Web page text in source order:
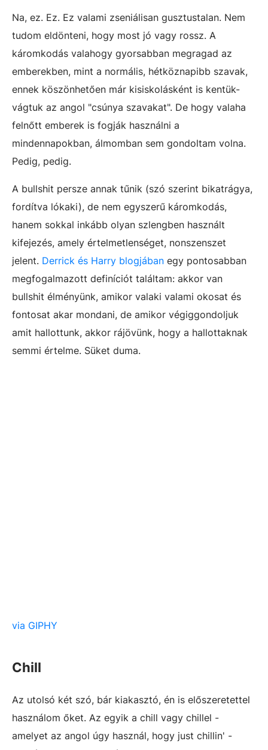
Na, ez. Ez. Ez valami zseniálisan gusztustalan. Nem
tudom eldönteni, hogy most jó vagy rossz. A
káromkodás valahogy gyorsabban megragad az
emberekben, mint a normális, hétköznapibb szavak,
ennek köszönhetően már kisiskolásként is kentük-
vágtuk az angol "csúnya szavakat". De hogy valaha
felnőtt emberek is fogják használni a
mindennapokban, álmomban sem gondoltam volna.
Pedig, pedig.
A bullshit persze annak tűnik (szó szerint bikatrágya,
fordítva lókaki), de nem egyszerű káromkodás,
hanem sokkal inkább olyan szlengben használt
kifejezés, amely értelmetlenséget, nonszenszet
jelent. Derrick és Harry blogjában egy pontosabban
megfogalmazott definíciót találtam: akkor van
bullshit élményünk, amikor valaki valami okosat és
fontosat akar mondani, de amikor végiggondoljuk
amit hallottunk, akkor rájövünk, hogy a hallottaknak
semmi értelme. Süket duma.
via GIPHY
Chill
Az utolsó két szó, bár kiakasztó, én is előszeretettel
használom őket. Az egyik a chill vagy chillel -
amelyet az angol úgy használ, hogy just chillin' -